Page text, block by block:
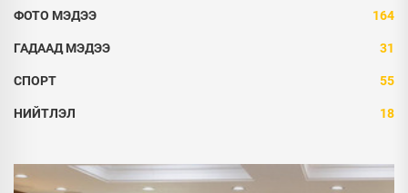
ФОТО МЭДЭЭ 164
ГАДААД МЭДЭЭ 31
СПОРТ 55
НИЙТЛЭЛ 18